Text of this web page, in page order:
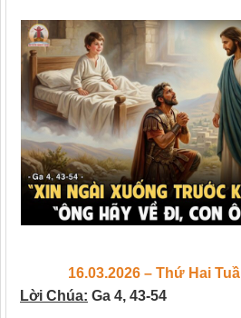
16.03.2026 – Thứ Hai
Lời Chúa: Ga 4, 43-54